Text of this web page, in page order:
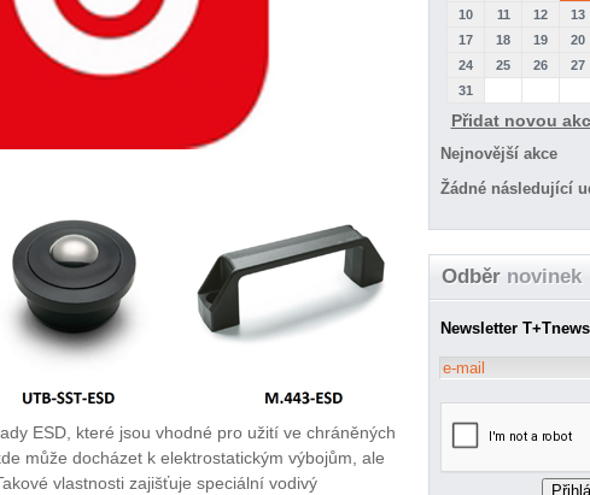
ESD, které jsou vhodné pro užití ve chráněných
může docházet k elektrostatickým výbojům, ale
vlastnosti zajišťuje speciální vodivý
10
11 12 13
17
18 19 20
24
25 26 27
31
Přidat novou
Nejnovější akce
Žádné následující
Odběr novinek
Newsletter T+Tnews